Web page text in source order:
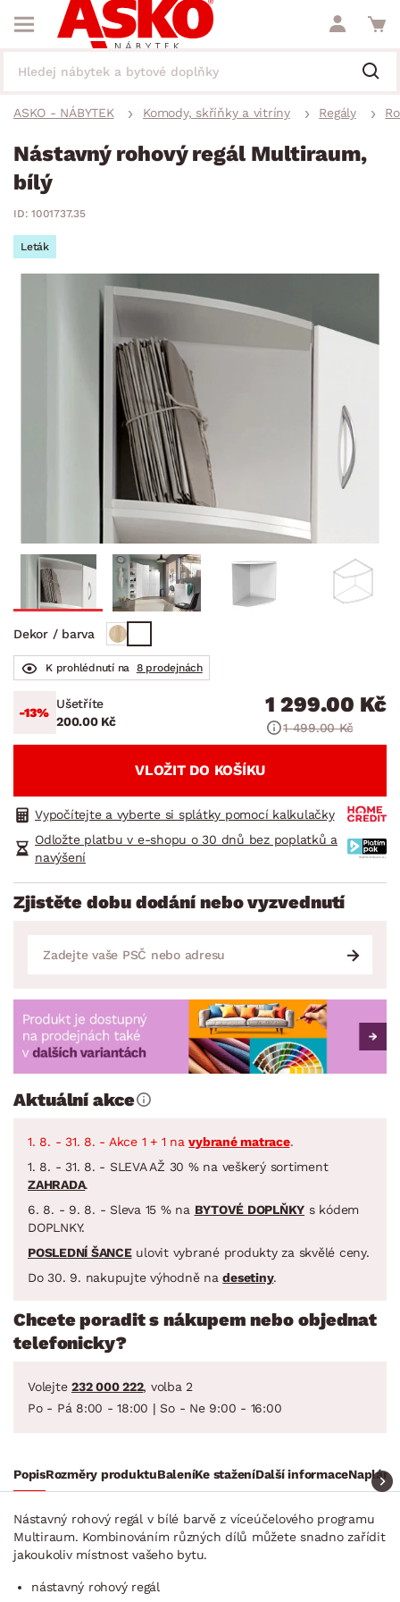
ASKO - NÁBYTEK Komody, skříňky a vitríny Regály
Nástavný rohový regál Multiraum,
bílý
ID: 1001737.35
Leták
Dekor / barva
K prohlédnutí na 8 prodejnách
-13%
Ušetříte
200.00 Kč
1 299.00 Kč
1 499.00 Kč
VLOŽIT DO KOŠÍKU
Vypočítejte a vyberte si splátky pomocí kalkulačky
Odložte platbu v e-shopu o 30 dnů bez poplatků a
navýšení
Zjistěte dobu dodání nebo vyzvednutí
Aktuální akce
1. 8. - 31. 8. - Akce 1 + 1 navybrané matrace.
1. 8. - 31. 8. - SLEVA AŽ 30 % na veškerý sortiment
ZAHRADA.
6. 8. - 9. 8. - Sleva 15 % na BYTOVÉ DOPLŇKY s kódem
DOPLNKY.
POSLEDNÍ ŠANCEulovit vybrané produkty za skvělé ceny.
Do 30. 9. nakupujte výhodně nadesetiny.
Chcete poradit s nákupem nebo objednat
telefonicky?
Volejte 232 000 222, volba 2
Po - Pá 8:00 - 18:00 | So - Ne 9:00 - 16:00
PopisRozměry produktuBaleníKe staženíDalší informace
Nástavný rohový regál v bílé barvě z víceúčelového programu
Multiraum. Kombinováním různých dílů můžete snadno zařídit
jakoukoliv místnost vašeho bytu.
nástavný rohový regál